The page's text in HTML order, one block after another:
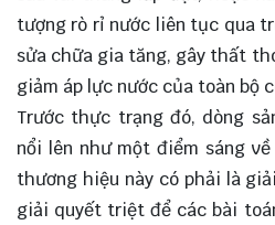
tượng rò rỉ nước liên tục qua
sửa chữa gia tăng, gây thất
giảm áp lực nước của toàn bộ
Trước thực trạng đó, dòng
nổi lên như một điểm sáng
thương hiệu này có phải là
giải quyết triệt để các bài